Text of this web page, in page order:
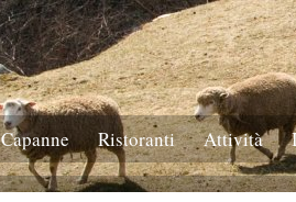
Capanne Ristoranti Attività